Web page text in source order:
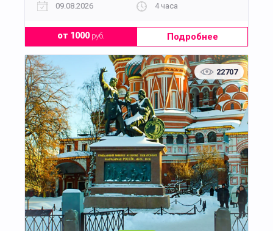
09.08.2026
4 часа
от 1000руб. Подробнее
22707